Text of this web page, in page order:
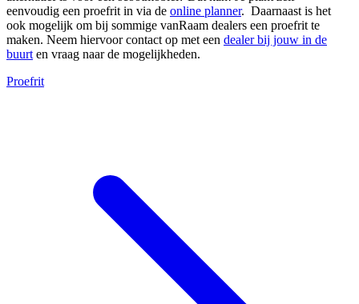
eenvoudig een proefrit in via de online planner. Daarnaast is het
ook mogelijk om bij sommige vanRaam dealers een proefrit te
maken. Neem hiervoor contact op met een dealer bij jouw in de
buurt en vraag naar de mogelijkheden.
Proefrit